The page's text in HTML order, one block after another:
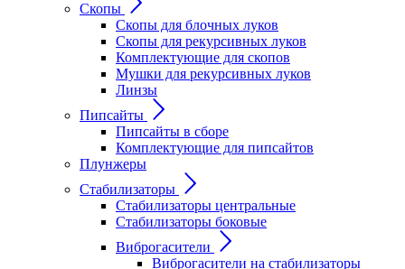
Скопы
Скопы для блочных луков
Скопы для рекурсивных луков
Комплектующие для скопов
Мушки для рекурсивных луков
Линзы
Пипсайты
Пипсайты в сборе
Комплектующие для пипсайтов
Плунжеры
Стабилизаторы
Стабилизаторы центральные
Стабилизаторы боковые
Виброгасители
Виброгасители на стабилизаторы